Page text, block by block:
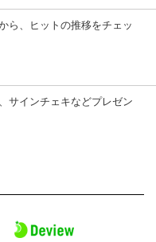
ら、ヒットの推移をチェッ
サインチェキなどプレゼン